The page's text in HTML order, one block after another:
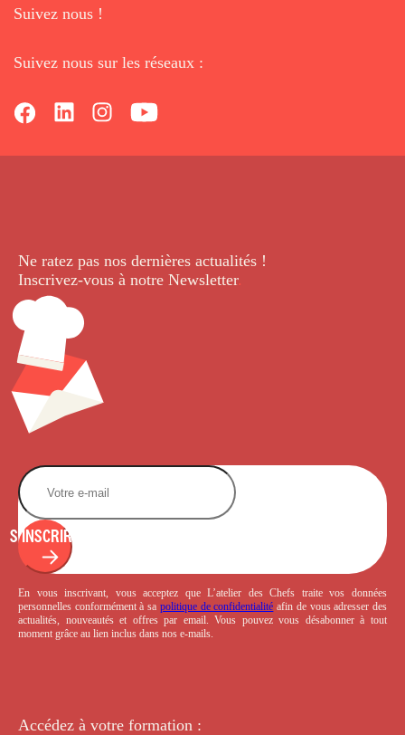
Suivez nous !
Suivez nous sur les réseaux :
Ne ratez pas nos dernières actualités !
Inscrivez-vous à notre Newsletter.
S'INSCRIRE
En vous inscrivant, vous acceptez que L’atelier des Chefs traite vos données
personnelles conformément à sa politique de confidentialité afin de vous adresser des
actualités, nouveautés et offres par email. Vous pouvez vous désabonner à tout
moment grâce au lien inclus dans nos e-mails.
Accédez à votre formation :